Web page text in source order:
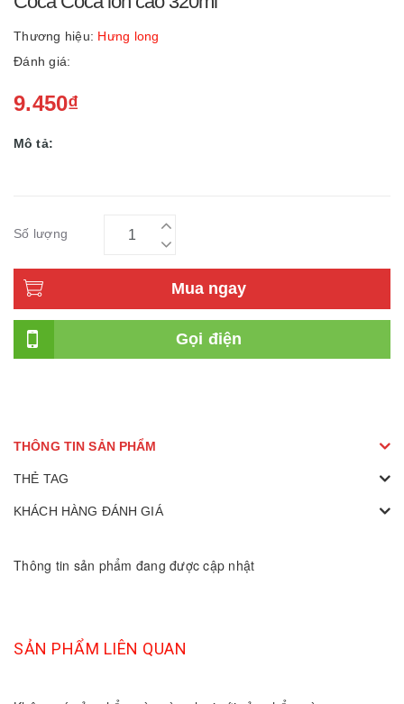
Thương hiệu: Hưng long
Đánh giá:
9.450₫
Mô tả:
Số lượng
Mua ngay
Gọi điện
THÔNG TIN SẢN PHẨM
THẺ TAG
KHÁCH HÀNG ĐÁNH GIÁ
Thông tin sản phẩm đang được cập nhật
SẢN PHẨM LIÊN QUAN